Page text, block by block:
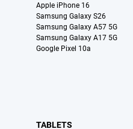
Apple iPhone 16
Samsung Galaxy S26
Samsung Galaxy A57 5G
Samsung Galaxy A17 5G
Google Pixel 10a
TABLETS